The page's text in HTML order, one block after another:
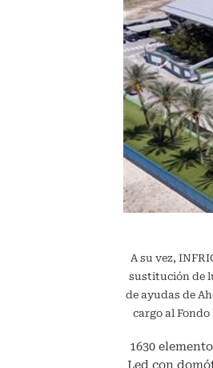
A su vez,
sustitución de
de ayudas de
cargo al
1630
Led con